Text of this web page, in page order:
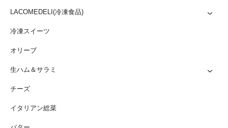
LACOMEDELI(冷凍食品)
冷凍スイーツ
オリーブ
生ハム＆サラミ
チーズ
イタリアン総菜